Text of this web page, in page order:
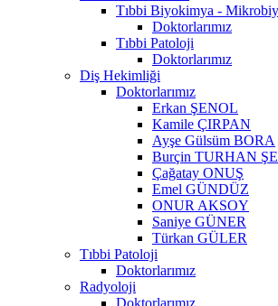
Tıbbi Biyokimya -
Doktorlarımız
Tıbbi Patoloji
Doktorlarımız
Diş Hekimliği
Doktorlarımız
Erkan ŞENOL
Kamile ÇIRPAN
Ayşe Gülsüm BORA
Burçin TURHAN
Çağatay ONUŞ
Emel GÜNDÜZ
ONUR AKSOY
Saniye GÜNER
Türkan GÜLER
Tıbbi Patoloji
Doktorlarımız
Radyoloji
Doktorlarımız